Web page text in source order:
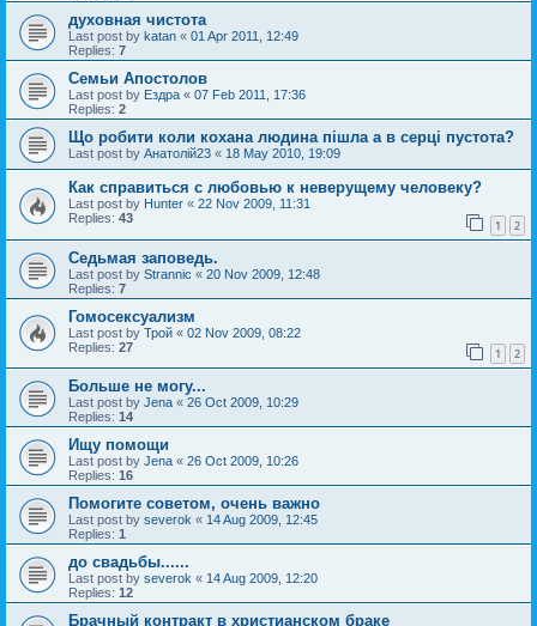
духовная чистота
Last post by katan « 01 Apr 2011, 12:49
Replies: 7
Семьи Апостолов
Last post by Ездра « 07 Feb 2011, 17:36
Replies: 2
Що робити коли кохана людина пішла а в серці пустота?
Last post by Анатолій23 « 18 May 2010, 19:09
Как справиться с любовью к неверущему человеку?
Last post by Hunter « 22 Nov 2009, 11:31
Replies: 43 1 2
Седьмая заповедь.
Last post by Strannic « 20 Nov 2009, 12:48
Replies: 7
Гомосексуализм
Last post by Трой « 02 Nov 2009, 08:22
Replies: 27 1 2
Больше не могу...
Last post by Jena « 26 Oct 2009, 10:29
Replies: 14
Ищу помощи
Last post by Jena « 26 Oct 2009, 10:26
Replies: 16
Помогите советом, очень важно
Last post by severok « 14 Aug 2009, 12:45
Replies: 1
до свадьбы......
Last post by severok « 14 Aug 2009, 12:20
Replies: 12
Брачный контракт в христианском браке